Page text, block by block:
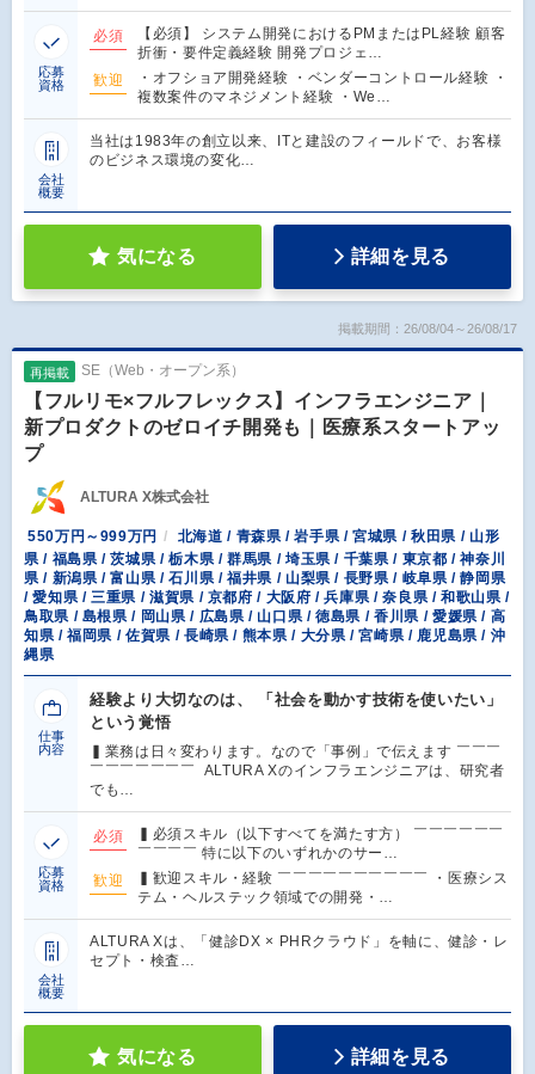
応募
資格
必須
【必須】 システム開発におけるPMまたはPL経験 顧客
折衝・要件定義経験 開発プロジェ…
歓迎
・オフショア開発経験 ・ベンダーコントロール経験 ・
複数案件のマネジメント経験 ・We…
会社
概要
当社は1983年の創立以来、ITと建設のフィールドで、お客様
のビジネス環境の変化…
気になる 詳細を見る
掲載期間：26/08/04～26/08/17
再掲載 SE（Web・オープン系）
【フルリモ×フルフレックス】インフラエンジニア｜
新プロダクトのゼロイチ開発も｜医療系スタートアッ
プ
ALTURA X株式会社
550万円～999万円
北海道 / 青森県 / 岩手県 / 宮城県 / 秋田県 / 山形
県 / 福島県 / 茨城県 / 栃木県 / 群馬県 / 埼玉県 / 千葉県 / 東京都 / 神奈川
県 / 新潟県 / 富山県 / 石川県 / 福井県 / 山梨県 / 長野県 / 岐阜県 / 静岡県
/ 愛知県 / 三重県 / 滋賀県 / 京都府 / 大阪府 / 兵庫県 / 奈良県 / 和歌山県 /
鳥取県 / 島根県 / 岡山県 / 広島県 / 山口県 / 徳島県 / 香川県 / 愛媛県 / 高
知県 / 福岡県 / 佐賀県 / 長崎県 / 熊本県 / 大分県 / 宮崎県 / 鹿児島県 / 沖
縄県
仕事
内容
経験より大切なのは、 「社会を動かす技術を使いたい」
という覚悟
▍業務は日々変わります。なので「事例」で伝えます ￣￣￣
￣￣￣￣￣￣￣ ALTURA Xのインフラエンジニアは、研究者
でも…
応募
資格
必須
▍必須スキル（以下すべてを満たす方） ￣￣￣￣￣￣
￣￣￣￣ 特に以下のいずれかのサー…
歓迎
▍歓迎スキル・経験 ￣￣￣￣￣￣￣￣￣￣ ・医療シス
テム・ヘルステック領域での開発・…
会社
概要
ALTURA Xは、「健診DX × PHRクラウド」を軸に、健診・レ
セプト・検査…
気になる 詳細を見る